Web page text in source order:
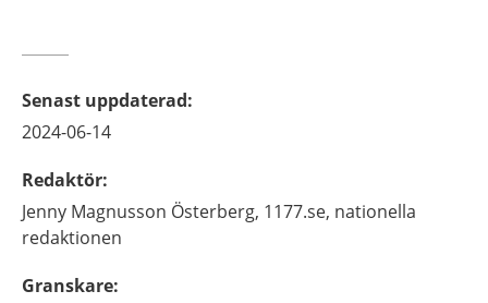
Senast uppdaterad:
2024-06-14
Redaktör:
Jenny Magnusson Österberg, 1177.se, nationella
redaktionen
Granskare: